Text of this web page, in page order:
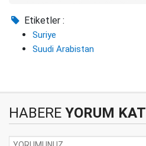
Etiketler :
Suriye
Suudi Arabistan
HABERE YORUM KAT